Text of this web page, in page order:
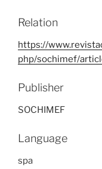
Relation
https://
php/sochimef/
Publisher
SOCHIMEF
Language
spa